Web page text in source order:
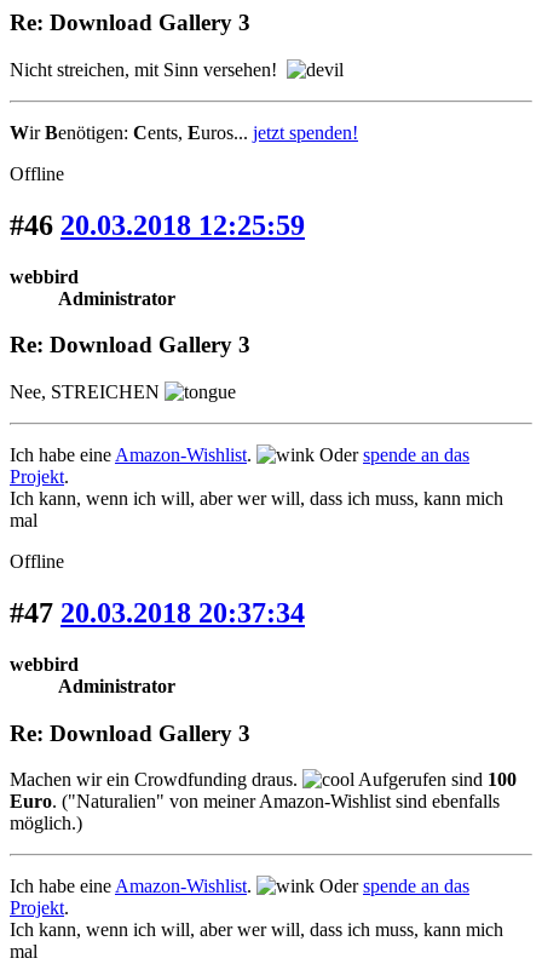
Re: Download Gallery 3
Nicht streichen, mit Sinn versehen!
WirBenötigen: Cents, Euros... jetzt spenden!
Offline
#46 20.03.2018 12:25:59
webbird
Administrator
Re: Download Gallery 3
Nee, STREICHEN
Ich habe eine Amazon-Wishlist. Oderspende an das
Projekt.
Ich kann, wenn ich will, aber wer will, dass ich muss, kann mich
mal
Offline
#47 20.03.2018 20:37:34
webbird
Administrator
Re: Download Gallery 3
Machen wir ein Crowdfunding draus. Aufgerufen sind 100
Euro. ("Naturalien" von meiner Amazon-Wishlist sind ebenfalls
möglich.)
Ich habe eine Amazon-Wishlist. Oderspende an das
Projekt.
Ich kann, wenn ich will, aber wer will, dass ich muss, kann mich
mal